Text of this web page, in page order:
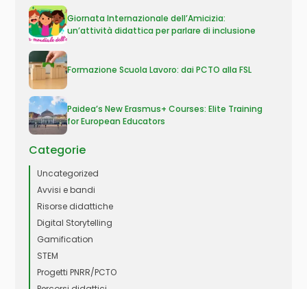
Giornata Internazionale dell’Amicizia:
un’attività didattica per parlare di inclusione
Formazione Scuola Lavoro: dai PCTO alla FSL
Paidea’s New Erasmus+ Courses: Elite Training
for European Educators
Categorie
Uncategorized
Avvisi e bandi
Risorse didattiche
Digital Storytelling
Gamification
STEM
Progetti PNRR/PCTO